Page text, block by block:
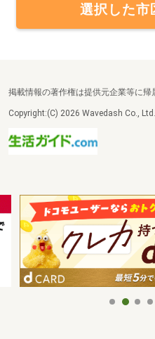
選択した市
掲載情報の著作権は提供元企業等に帰
Copyright:(C) 2026 Wavedash Co., Ltd.